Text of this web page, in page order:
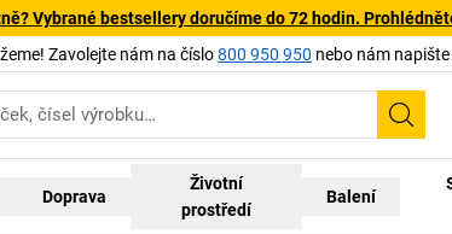
Vybrané bestsellery doručíme do 72 hodin.
Zavolejte nám na číslo800 950 950 nebo nám napište
Doprava
Životní
prostředí
Balení